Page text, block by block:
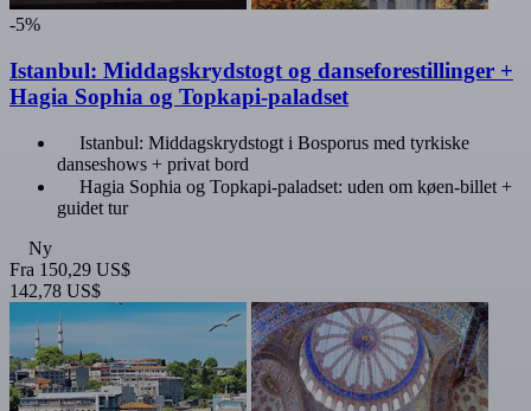
-5%
Istanbul: Middagskrydstogt og danseforestillinger +
Hagia Sophia og Topkapi-paladset
Istanbul: Middagskrydstogt i Bosporus med tyrkiske
danseshows + privat bord
Hagia Sophia og Topkapi-paladset: uden om køen-billet +
guidet tur
Ny
Fra 150,29 US$
142,78 US$